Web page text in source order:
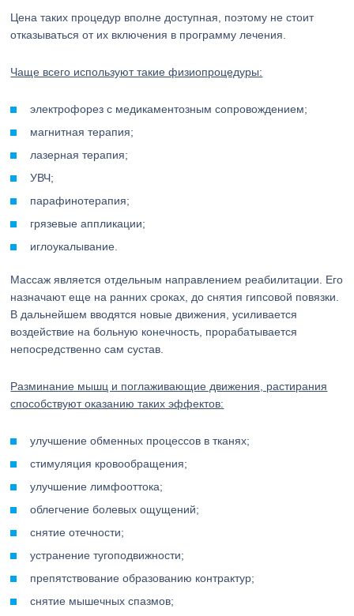
Цена таких процедур вполне доступная, поэтому не стоит
отказываться от их включения в программу лечения.
Чаще всего используют такие физиопроцедуры:
электрофорез с медикаментозным сопровождением;
магнитная терапия;
лазерная терапия;
УВЧ;
парафинотерапия;
грязевые аппликации;
иглоукалывание.
Массаж является отдельным направлением реабилитации. Его
назначают еще на ранних сроках, до снятия гипсовой повязки.
В дальнейшем вводятся новые движения, усиливается
воздействие на больную конечность, прорабатывается
непосредственно сам сустав.
Разминание мышц и поглаживающие движения, растирания
способствуют оказанию таких эффектов:
улучшение обменных процессов в тканях;
стимуляция кровообращения;
улучшение лимфооттока;
облегчение болевых ощущений;
снятие отечности;
устранение тугоподвижности;
препятствование образованию контрактур;
снятие мышечных спазмов;